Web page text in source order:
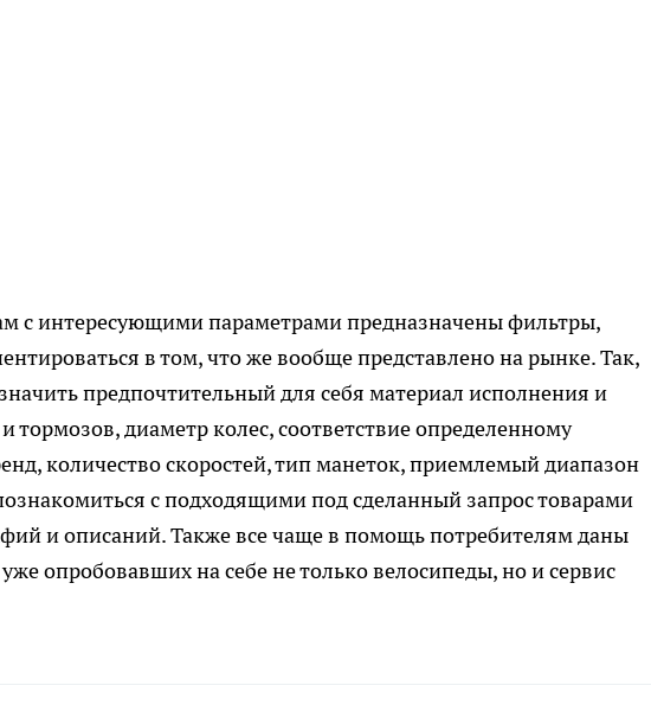
с интересующими параметрами предназначены фильтры,
в том, что же вообще представлено на рынке. Так,
предпочтительный для себя материал исполнения и
диаметр колес, соответствие определенному
количество скоростей, тип манеток, приемлемый диапазон
с подходящими под сделанный запрос товарами
и описаний. Также все чаще в помощь потребителям даны
опробовавших на себе не только велосипеды, но и сервис